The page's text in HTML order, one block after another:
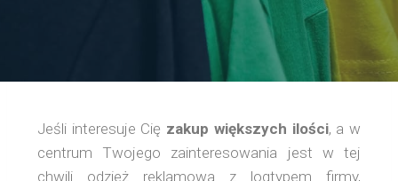
Jeśli interesuje Cię zakup większych ilości, a w
centrum Twojego zainteresowania jest w tej
chwili odzież reklamowa z logtypem firmy,